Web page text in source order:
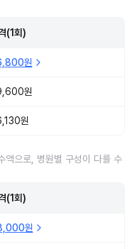
(1회)
원
원
원
액으로, 병원별 구성이 다를 수
(1회)
원